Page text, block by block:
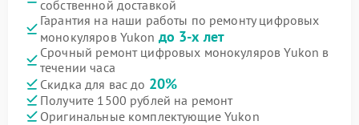
собственной доставкой
Гарантия на наши работы по ремонту цифровых
монокуляров Yukon до 3-х лет
Срочный ремонт цифровых монокуляров Yukon в
течении часа
Скидка для вас до 20%
Получите 1500 рублей на ремонт
Оригинальные комплектующие Yukon